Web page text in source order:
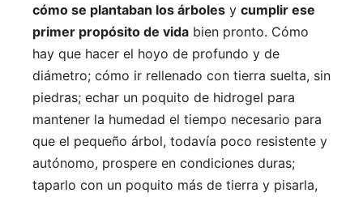
cómo se plantaban los árboles y cumplir ese
primer propósito de vida bien pronto. Cómo
hay que hacer el hoyo de profundo y de
diámetro; cómo ir rellenado con tierra suelta, sin
piedras; echar un poquito de hidrogel para
mantener la humedad el tiempo necesario para
que el pequeño árbol, todavía poco resistente y
autónomo, prospere en condiciones duras;
taparlo con un poquito más de tierra y pisarla,